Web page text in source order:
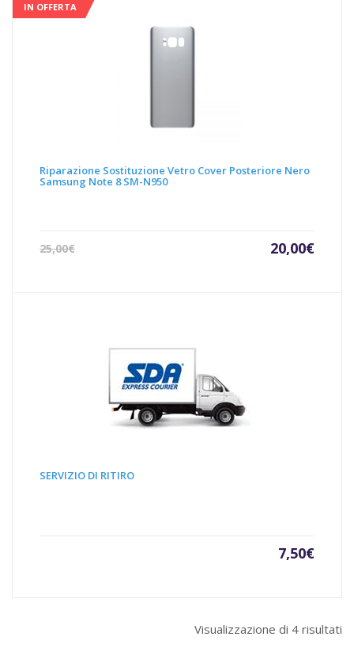
IN OFFERTA
Riparazione Sostituzione Vetro Cover Posteriore Nero
Samsung Note 8 SM-N950
25,00€
Il
20,00€
Il
SERVIZIO DI RITIRO
7,50€
Visualizzazione di 4 risultati